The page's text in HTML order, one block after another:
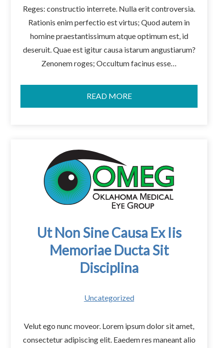
Reges: constructio interrete. Nulla erit controversia.
Rationis enim perfectio est virtus; Quod autem in
homine praestantissimum atque optimum est, id
deseruit. Quae est igitur causa istarum angustiarum?
Zenonem roges; Occultum facinus esse…
READ MORE
Ut Non Sine Causa Ex Iis
Memoriae Ducta Sit
Disciplina
Uncategorized
Velut ego nunc moveor. Lorem ipsum dolor sit amet,
consectetur adipiscing elit. Eaedem res maneant alio